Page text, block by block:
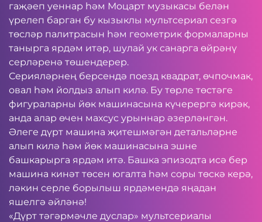
гаҗәеп уеннар һәм Моцарт музыкасы белән
үрелеп барган бу кызыклы мультсериал сезгә
төсләр палитрасын һәм геометрик формаларны
танырга ярдәм итәр, шулай ук санарга өйрәнү
серләренә төшендерер.
Серияләрнең берсендә поезд квадрат, өчпочмак,
овал һәм йолдыз алып килә. Бу төрле төстәге
фигураларны йөк машинасына күчерергә кирәк,
анда алар өчен махсус урыннар әзерләнгән.
Әлеге дүрт машина җитешмәгән детальләрне
алып килә һәм йөк машинасына эшне
башкарырга ярдәм итә. Башка эпизодта исә бер
машина кинәт төсен югалта һәм соры төскә керә,
ләкин серле борылыш ярдәмендә яңадан
яшелгә әйләнә!
«Дүрт тәгәрмәчле дуслар» мультсериалы